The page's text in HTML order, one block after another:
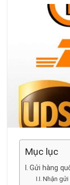
Mục lục
Gửi hàng
Nhận